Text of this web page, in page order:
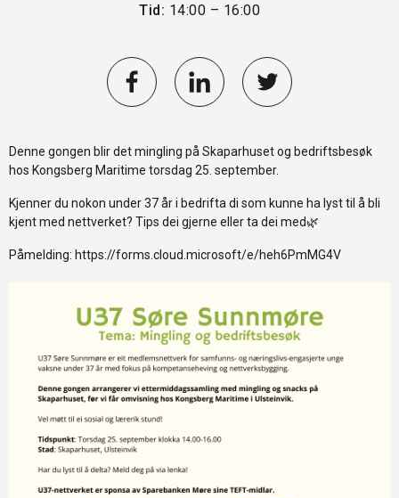
Tid: 14:00 – 16:00
Denne gongen blir det mingling på Skaparhuset og bedriftsbesøk
hos Kongsberg Maritime torsdag 25. september.
Kjenner du nokon under 37 år i bedrifta di som kunne ha lyst til å bli
kjent med nettverket? Tips dei gjerne eller ta dei med🌿
Påmelding: https://forms.cloud.microsoft/e/heh6PmMG4V